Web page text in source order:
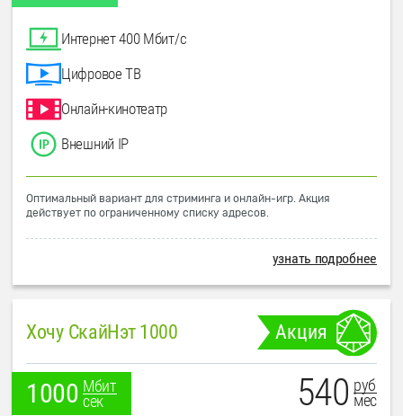
Интернет 400 Мбит/с
Цифровое ТВ
Онлайн-кинотеатр
Внешний IP
Оптимальный вариант для стриминга и онлайн-игр. Акция
действует по ограниченному списку адресов.
узнать подробнее
Хочу СкайНэт 1000 Акция
1000 Мбит
сек
540 руб
мес